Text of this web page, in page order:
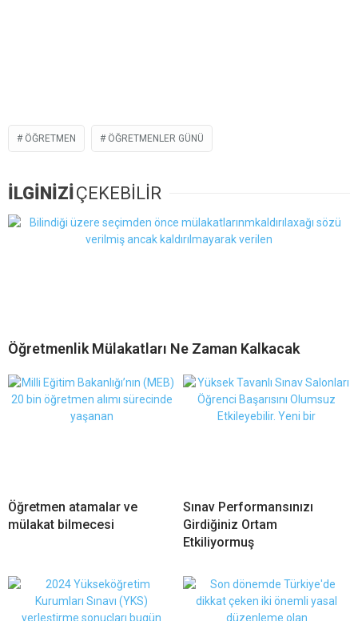
ÖĞRETMEN ÖĞRETMENLER GÜNÜ
İLGİNİZİÇEKEBİLİR
Öğretmenlik Mülakatları Ne Zaman Kalkacak
Öğretmen atamalar ve
mülakat bilmecesi
Sınav Performansınızı
Girdiğiniz Ortam
Etkiliyormuş